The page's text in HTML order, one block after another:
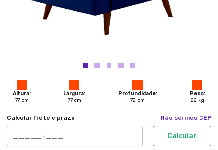
Altura:
77cm
Largura:
77cm
Profundidade:
72 cm
Peso:
22 kg
Calcular frete e prazo Não sei meu CEP
Calcular